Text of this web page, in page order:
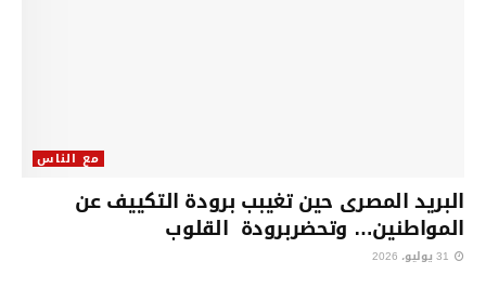
مع الناس
البريد المصرى حين تغيبب برودة التكييف عن
المواطنين… وتحضربرودة القلوب